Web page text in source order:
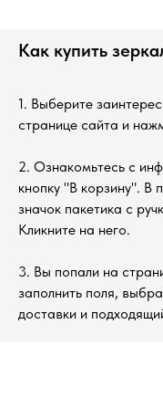
Как купить
1. Выберите
странице сайта и
2. Ознакомьтесь с
кнопку "В корзину". В
значок пакетика с
Кликните на него.
3. Вы попали на
заполнить поля,
доставки и